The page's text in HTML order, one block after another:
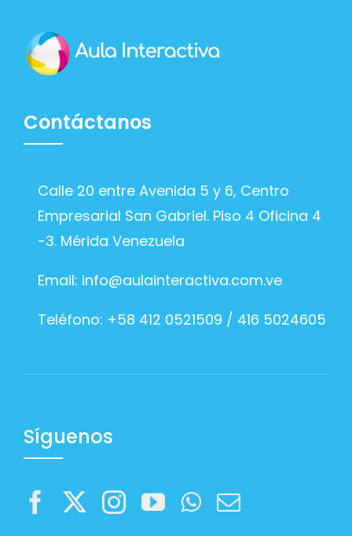
Contáctanos
Calle 20 entre Avenida 5 y 6, Centro
Empresarial San Gabriel. Piso 4 Oficina 4
-3. Mérida Venezuela
Email: info@aulainteractiva.com.ve
Teléfono: +58 412 0521509 / 416 5024605
Síguenos